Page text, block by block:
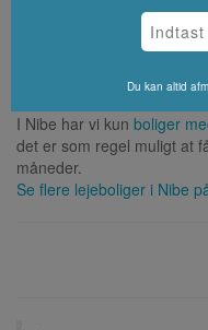
De boliger der i øjeblikket
⚡ Hvor hurtigt
I Nibe har vi kun boliger
det er som regel muligt at
måneder.
Se flere lejeboliger i Nibe
Du kan altid